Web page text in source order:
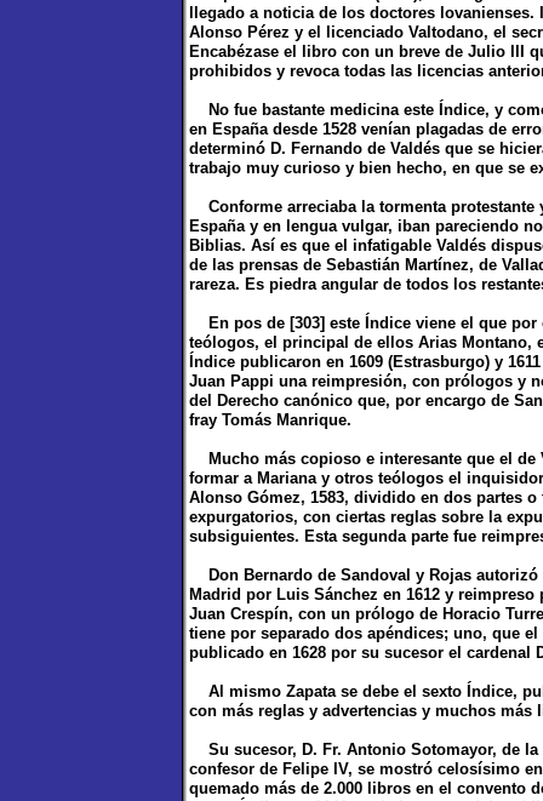
llegado a noticia de los doctores
Alonso Pérez y el licenciado Valtodano, el
Encabézase el libro con un breve de Julio III
prohibidos y revoca todas las licencias
No fue bastante medicina este Índice, y
en España desde 1528 venían plagadas de
determinó D. Fernando de Valdés que se
trabajo muy curioso y bien hecho, en que se
Conforme arreciaba la tormenta
España y en lengua vulgar, iban pareciendo
Biblias. Así es que el infatigable Valdés
de las prensas de Sebastián Martínez, de
rareza. Es piedra angular de todos los
En pos de [303] este Índice viene el que
teólogos, el principal de ellos Arias Montano,
Índice publicaron en 1609 (Estrasburgo) y
Juan Pappi una reimpresión, con prólogos y
del Derecho canónico que, por encargo de
fray Tomás Manrique.
Mucho más copioso e interesante que el de
formar a Mariana y otros teólogos el
Alonso Gómez, 1583, dividido en dos partes
expurgatorios, con ciertas reglas sobre la
subsiguientes. Esta segunda parte fue
Don Bernardo de Sandoval y Rojas
Madrid por Luis Sánchez en 1612 y
Juan Crespín, con un prólogo de Horacio
tiene por separado dos apéndices; uno, que
publicado en 1628 por su sucesor el cardenal
Al mismo Zapata se debe el sexto Índice,
con más reglas y advertencias y muchos más
Su sucesor, D. Fr. Antonio Sotomayor, de
confesor de Felipe IV, se mostró celosísimo
quemado más de 2.000 libros en el convento